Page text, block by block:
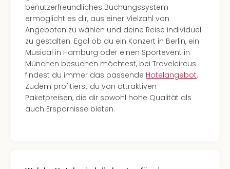
benutzerfreundliches Buchungssystem
ermöglicht es dir, aus einer Vielzahl von
Angeboten zu wählen und deine Reise individuell
zu gestalten. Egal ob du ein Konzert in Berlin, ein
Musical in Hamburg oder einen Sportevent in
München besuchen möchtest, bei Travelcircus
findest du immer das passende Hotelangebot.
Zudem profitierst du von attraktiven
Paketpreisen, die dir sowohl hohe Qualität als
auch Ersparnisse bieten.